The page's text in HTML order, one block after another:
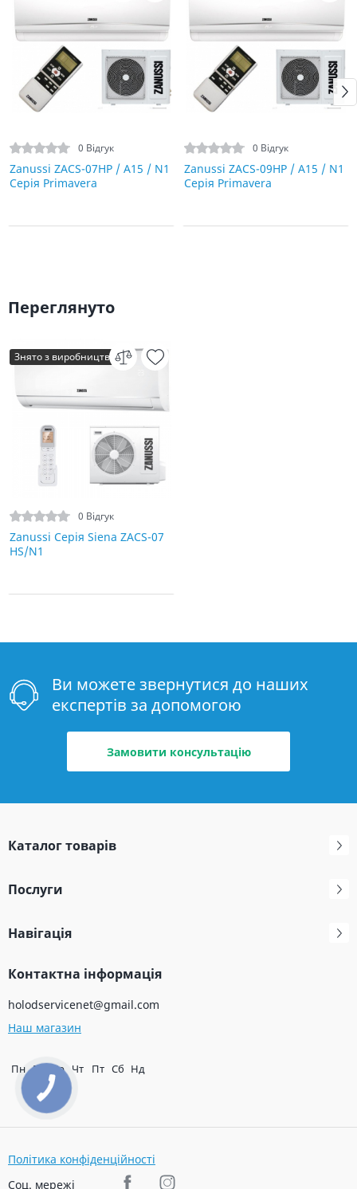
0 Відгук
Zanussi ZACS-07HP / A15 / N1
Серія Primavera
0 Відгук
Zanussi ZACS-09HP / A15 / N1
Серія Primavera
Переглянуто
Знято з виробництва
0 Відгук
Zanussi Серія Siena ZACS-07
HS/N1
Ви можете звернутися до наших
експертів за допомогою
Замовити консультацію
Каталог товарів
Послуги
Навігація
Контактна інформація
holodservicenet@gmail.com
Наш магазин
Пн Вт Ср Чт Пт Сб Нд
Політика конфіденційності
Соц. мережі